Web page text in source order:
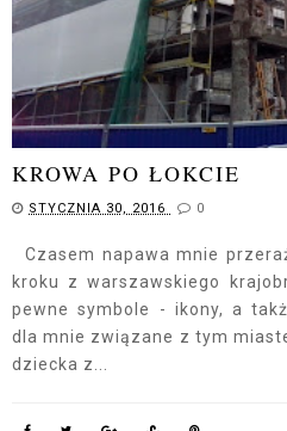
KROWA PO ŁOKCIE
STYCZNIA 30, 2016 0
Czasem napawa mnie
kroku z warszawskiego
pewne symbole - ikony, a
dla mnie związane z tym
dziecka z...